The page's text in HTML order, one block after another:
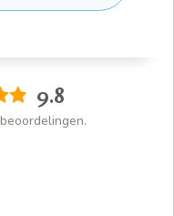
9.8
beoordelingen.